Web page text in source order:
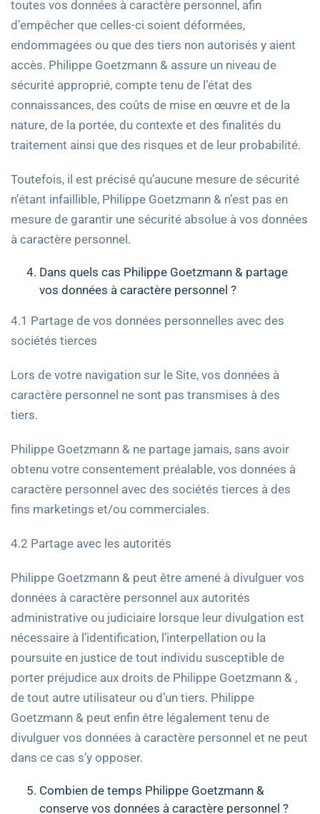
toutes vos données à caractère personnel, afin
d’empêcher que celles-ci soient déformées,
endommagées ou que des tiers non autorisés y aient
accès. Philippe Goetzmann & assure un niveau de
sécurité approprié, compte tenu de l’état des
connaissances, des coûts de mise en œuvre et de la
nature, de la portée, du contexte et des finalités du
traitement ainsi que des risques et de leur probabilité.
Toutefois, il est précisé qu’aucune mesure de sécurité
n’étant infaillible, Philippe Goetzmann & n’est pas en
mesure de garantir une sécurité absolue à vos données
à caractère personnel.
Dans quels cas Philippe Goetzmann & partage
vos données à caractère personnel ?
4.1 Partage de vos données personnelles avec des
sociétés tierces
Lors de votre navigation sur le Site, vos données à
caractère personnel ne sont pas transmises à des
tiers.
Philippe Goetzmann & ne partage jamais, sans avoir
obtenu votre consentement préalable, vos données à
caractère personnel avec des sociétés tierces à des
fins marketings et/ou commerciales.
4.2 Partage avec les autorités
Philippe Goetzmann & peut être amené à divulguer vos
données à caractère personnel aux autorités
administrative ou judiciaire lorsque leur divulgation est
nécessaire à l’identification, l’interpellation ou la
poursuite en justice de tout individu susceptible de
porter préjudice aux droits de Philippe Goetzmann & ,
de tout autre utilisateur ou d’un tiers. Philippe
Goetzmann & peut enfin être légalement tenu de
divulguer vos données à caractère personnel et ne peut
dans ce cas s’y opposer.
Combien de temps Philippe Goetzmann &
conserve vos données à caractère personnel ?